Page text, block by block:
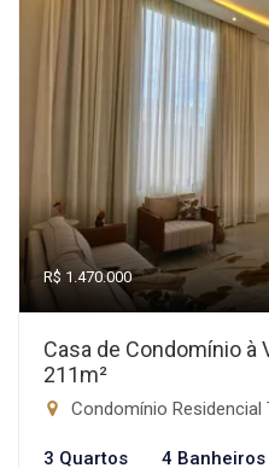
R$ 1.470.000
Casa de Condomínio à
211m²
Condomínio
3 Quartos 4 Banheiros